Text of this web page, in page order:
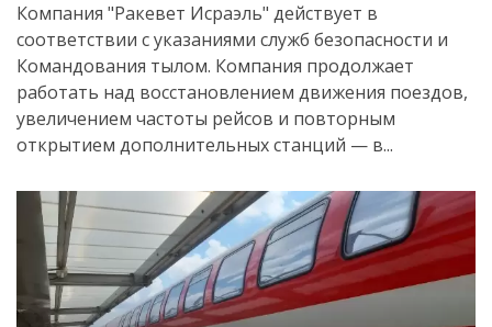
Компания "Ракевет Исраэль" действует в
соответствии с указаниями служб безопасности и
Командования тылом. Компания продолжает
работать над восстановлением движения поездов,
увеличением частоты рейсов и повторным
открытием дополнительных станций — в...